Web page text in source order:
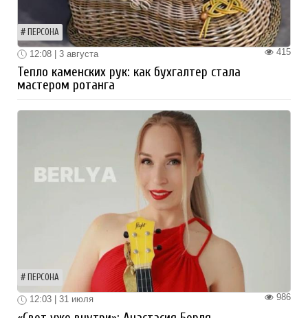
ПЕРСОНА
415
12:08 | 3 августа
Тепло каменских рук: как бухгалтер стала
мастером ротанга
ПЕРСОНА
986
12:03 | 31 июля